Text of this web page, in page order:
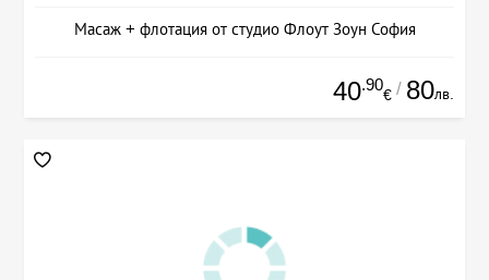
Масаж + флотация от студио Флоут Зоун София
40.90
€ / 80лв.